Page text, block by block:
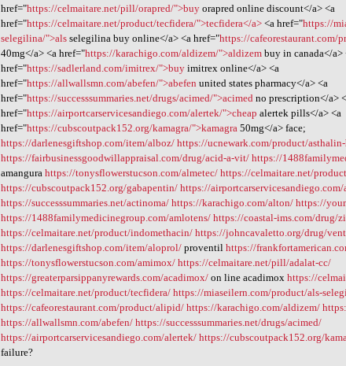
href="https://celmaitare.net/pill/orapred/">buy orapred online discount</a> <a
href="https://celmaitare.net/product/tecfidera/">tecfidera</a> <a href="https://
selegilina/">als selegilina buy online</a> <a href="https://
40mg</a> <a href="https://karachigo.com/aldizem/">aldizem buy in canada</a>
href="https://sadlerland.com/imitrex/">buy imitrex online</a> <a
href="https://allwallsmn.com/abefen/">abefen united states pharmacy</a> <a
href="https://successsummaries.net/drugs/acimed/">acimed no prescription</a>
href="https://airportcarservicesandiego.com/alertek/">cheap alertek pills</a> <a
href="https://cubscoutpack152.org/kamagra/">kamagra 50mg</a> face;
https://darlenesgiftshop.com/item/alboz/ https://ucnewark.com/product/
https://fairbusinessgoodwillappraisal.com/drug/acid-a-vit/ https://
amangurahttps://tonysflowerstucson.com/almetec/ https://celmaitare.net/
https://cubscoutpack152.org/gabapentin/ https://
https://successsummaries.net/actinoma/ https://karachigo.com/alton/ https://
https://1488familymedicinegroup.com/amlotens/ https://coastal-ims.com/drug/
https://celmaitare.net/product/indomethacin/ https://johncavaletto.org/drug/
https://darlenesgiftshop.com/item/aloprol/ proventilhttps://
https://tonysflowerstucson.com/amimox/ https://celmaitare.net/pill/adalat-cc/
https://greaterparsippanyrewards.com/acadimox/ on line acadimoxhttps://
https://celmaitare.net/product/tecfidera/ https://miaseilern.com/product/als-
https://cafeorestaurant.com/product/alipid/ https://karachigo.com/aldizem/
https://allwallsmn.com/abefen/ https://successsummaries.net/drugs/acimed/
https://airportcarservicesandiego.com/alertek/ https://cubscoutpack152.org/
failure?